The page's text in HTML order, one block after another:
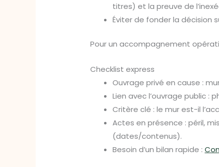
titres) et la preuve de
Éviter de fonder la décision
Pour un accompagnement
Checklist express
Ouvrage privé en cause :
Lien avec l’ouvrage public :
Critère clé : le mur est-il
Actes en présence : péril,
(dates/contenus).
Besoin d’un bilan rapide :